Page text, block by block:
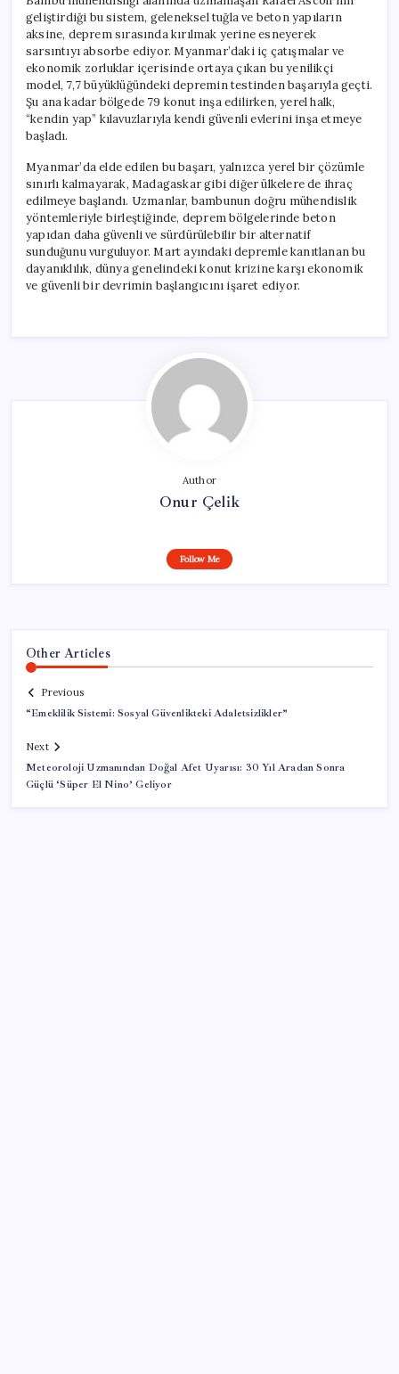
geliştirdiği bu sistem, geleneksel tuğla ve beton yapıların
aksine, deprem sırasında kırılmak yerine esneyerek
sarsıntıyı absorbe ediyor. Myanmar’daki iç çatışmalar ve
ekonomik zorluklar içerisinde ortaya çıkan bu yenilikçi
model, 7,7 büyüklüğündeki depremin testinden başarıyla geçti.
Şu ana kadar bölgede 79 konut inşa edilirken, yerel halk,
“kendin yap” kılavuzlarıyla kendi güvenli evlerini inşa etmeye
başladı.
Myanmar’da elde edilen bu başarı, yalnızca yerel bir çözümle
sınırlı kalmayarak, Madagaskar gibi diğer ülkelere de ihraç
edilmeye başlandı. Uzmanlar, bambunun doğru mühendislik
yöntemleriyle birleştiğinde, deprem bölgelerinde beton
yapıdan daha güvenli ve sürdürülebilir bir alternatif
sunduğunu vurguluyor. Mart ayındaki depremle kanıtlanan bu
dayanıklılık, dünya genelindeki konut krizine karşı ekonomik
ve güvenli bir devrimin başlangıcını işaret ediyor.
Author
Onur Çelik
Follow Me
Other Articles
Previous
“Emeklilik Sistemi: Sosyal Güvenlikteki Adaletsizlikler”
Next
Meteoroloji Uzmanından Doğal Afet Uyarısı: 30 Yıl Aradan Sonra
Güçlü ‘Süper El Nino’ Geliyor